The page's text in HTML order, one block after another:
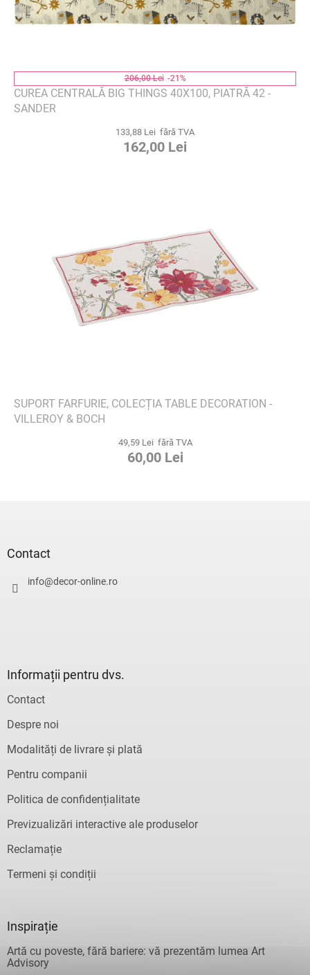
206,00 Lei -21%
CUREA CENTRALĂ BIG THINGS 40X100, PIATRĂ 42 -
SANDER
133,88 Lei fără TVA
162,00 Lei
SUPORT FARFURIE, COLECȚIA TABLE DECORATION -
VILLEROY & BOCH
49,59 Lei fără TVA
60,00 Lei
Contact
info@decor-online.ro
Informații pentru dvs.
Contact
Despre noi
Modalități de livrare și plată
Pentru companii
Politica de confidențialitate
Previzualizări interactive ale produselor
Reclamație
Termeni și condiții
Inspirație
Artă cu poveste, fără bariere: vă prezentăm lumea Art
Advisory